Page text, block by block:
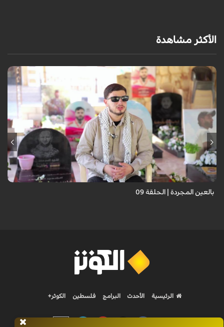
الأكثر مشاهدة
برنامج "بالعين المجردة" هو توثيق إنسانيٌّ شجاعٌ للحياة تحت وطأة الحرب،
حيث نستمع فيه إلى شهاداتٍ حيّةٍ لأشخاص عايشوا التفجيرات والدمار، فنرى
بعيونهم ت...
بالعين المجردة | الحلقة 09
الرئيسية الأحدث البرامج فلسطين الكوثر+